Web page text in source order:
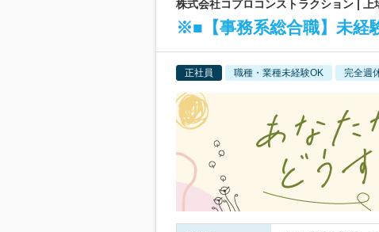
株式会社コプロコンストラクション |
※■【事務系総合職】未経
正社員 職種・業種未経験OK 完全週